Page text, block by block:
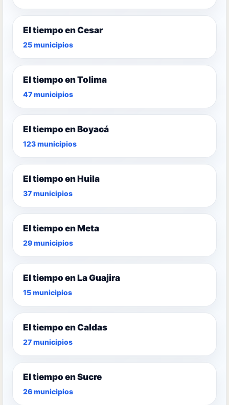
El tiempo en Cesar
25 municipios
El tiempo en Tolima
47 municipios
El tiempo en Boyacá
123 municipios
El tiempo en Huila
37 municipios
El tiempo en Meta
29 municipios
El tiempo en La Guajira
15 municipios
El tiempo en Caldas
27 municipios
El tiempo en Sucre
26 municipios